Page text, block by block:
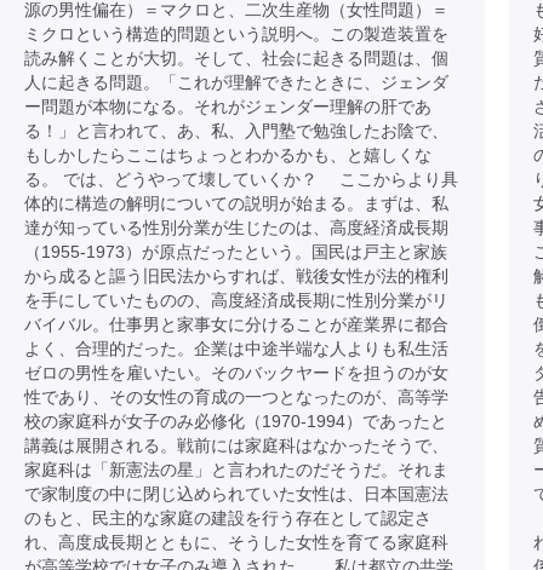
源の男性偏在）＝マクロと、二次生産物（女性問題）＝
ミクロという構造的問題という説明へ。この製造装置を
読み解くことが大切。そして、社会に起きる問題は、個
人に起きる問題。「これが理解できたときに、ジェンダ
ー問題が本物になる。それがジェンダー理解の肝であ
る！」と言われて、あ、私、入門塾で勉強したお陰で、
もしかしたらここはちょっとわかるかも、と嬉しくな
る。 では、どうやって壊していくか？ ここからより具
体的に構造の解明についての説明が始まる。まずは、私
達が知っている性別分業が生じたのは、高度経済成長期
（1955-1973）が原点だったという。国民は戸主と家族
から成ると謳う旧民法からすれば、戦後女性が法的権利
を手にしていたものの、高度経済成長期に性別分業がリ
バイバル。仕事男と家事女に分けることが産業界に都合
よく、合理的だった。企業は中途半端な人よりも私生活
ゼロの男性を雇いたい。そのバックヤードを担うのが女
性であり、その女性の育成の一つとなったのが、高等学
校の家庭科が女子のみ必修化（1970-1994）であったと
講義は展開される。戦前には家庭科はなかったそうで、
家庭科は「新憲法の星」と言われたのだそうだ。それま
で家制度の中に閉じ込められていた女性は、日本国憲法
のもと、民主的な家庭の建設を行う存在として認定さ
れ、高度成長期とともに、そうした女性を育てる家庭科